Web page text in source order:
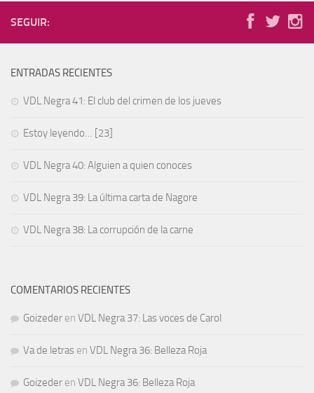
SEGUIR:
ENTRADAS RECIENTES
VDL Negra 41: El club del crimen de los jueves
Estoy leyendo… [23]
VDL Negra 40: Alguien a quien conoces
VDL Negra 39: La última carta de Nagore
VDL Negra 38: La corrupción de la carne
COMENTARIOS RECIENTES
Goizeder en VDL Negra 37: Las voces de Carol
Va de letras en VDL Negra 36: Belleza Roja
Goizeder en VDL Negra 36: Belleza Roja